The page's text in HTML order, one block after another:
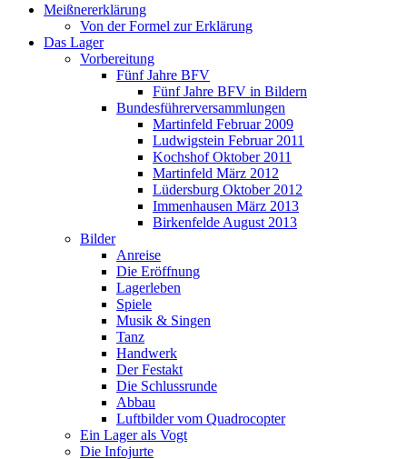
Meißnererklärung
Von der Formel zur Erklärung
Das Lager
Vorbereitung
Fünf Jahre BFV
Fünf Jahre BFV in Bildern
Bundesführerversammlungen
Martinfeld Februar 2009
Ludwigstein Februar 2011
Kochshof Oktober 2011
Martinfeld März 2012
Lüdersburg Oktober 2012
Immenhausen März 2013
Birkenfelde August 2013
Bilder
Anreise
Die Eröffnung
Lagerleben
Spiele
Musik & Singen
Tanz
Handwerk
Der Festakt
Die Schlussrunde
Abbau
Luftbilder vom Quadrocopter
Ein Lager als Vogt
Die Infojurte